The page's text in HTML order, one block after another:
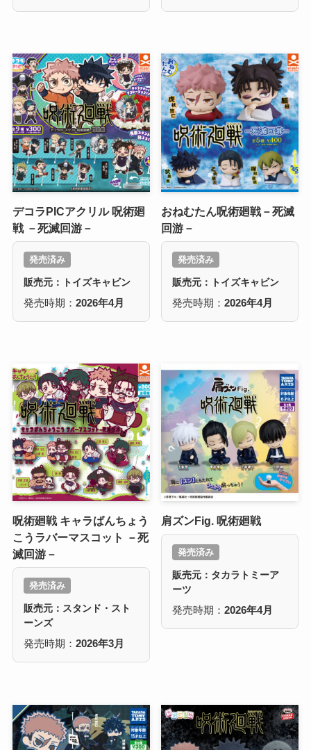
デコラPICアクリル 呪術廻
戦 －死滅回游－
発売済み
販売元：トイズキャビン
発売時期： 2026年4月
おねむたん呪術廻戦－死滅
回游－
発売済み
販売元：トイズキャビン
発売時期：2026年4月
呪術廻戦 キャラばんちょう
こうラバーマスコット －死
滅回游－
発売済み
販売元：スタンド・スト
ーンズ
発売時期： 2026年3月
肩ズンFig. 呪術廻戦
発売済み
販売元：タカラトミーア
ーツ
発売時期：2026年4月